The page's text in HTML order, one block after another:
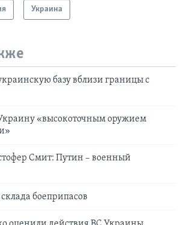
Украина
базу вблизи границы с
«высокоточным оружием
Смит: Путин – военный
боеприпасов